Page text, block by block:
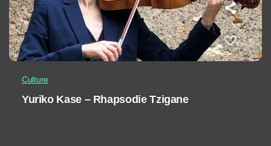
Culture
Yuriko Kase – Rhapsodie Tzigane